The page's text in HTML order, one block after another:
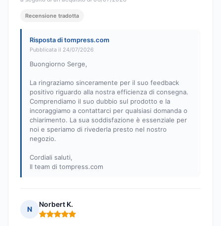
Recensione tradotta
Risposta di tompress.com
Pubblicata il 24/07/2026
Buongiorno Serge,
La ringraziamo sinceramente per il suo feedback
positivo riguardo alla nostra efficienza di consegna.
Comprendiamo il suo dubbio sul prodotto e la
incoraggiamo a contattarci per qualsiasi domanda o
chiarimento. La sua soddisfazione è essenziale per
noi e speriamo di rivederla presto nel nostro
negozio.
Cordiali saluti,
Il team di tompress.com
N
Norbert K.
Nota: 5 su 5